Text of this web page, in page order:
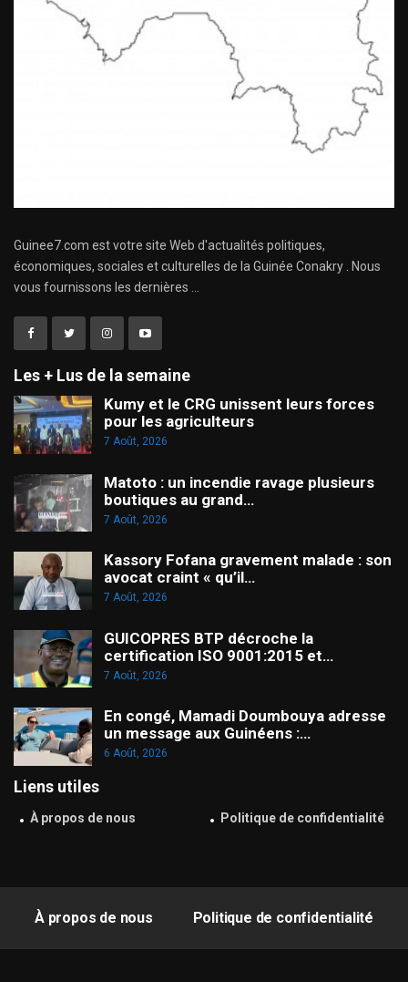
Guinee7.com est votre site Web d'actualités politiques,
économiques, sociales et culturelles de la Guinée Conakry . Nous
vous fournissons les dernières ...
Les + Lus de la semaine
Kumy et le CRG unissent leurs forces
pour les agriculteurs
7 Août, 2026
Matoto : un incendie ravage plusieurs
boutiques au grand…
7 Août, 2026
Kassory Fofana gravement malade : son
avocat craint « qu’il…
7 Août, 2026
GUICOPRES BTP décroche la
certification ISO 9001:2015 et…
7 Août, 2026
En congé, Mamadi Doumbouya adresse
un message aux Guinéens :…
6 Août, 2026
Liens utiles
À propos de nous Politique de confidentialité
À propos de nous Politique de confidentialité